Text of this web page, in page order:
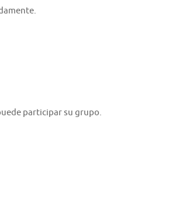
participar su grupo.